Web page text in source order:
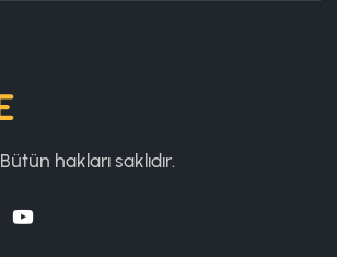
Bütün hakları saklıdır.